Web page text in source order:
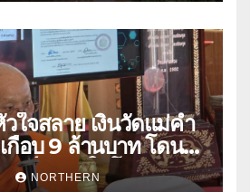
ใจสลาย เงินวัดแม่คำ
กือบ 9 ล้านบาท โดน
อร์หลอกให้โอนข้าม
NORTHERN